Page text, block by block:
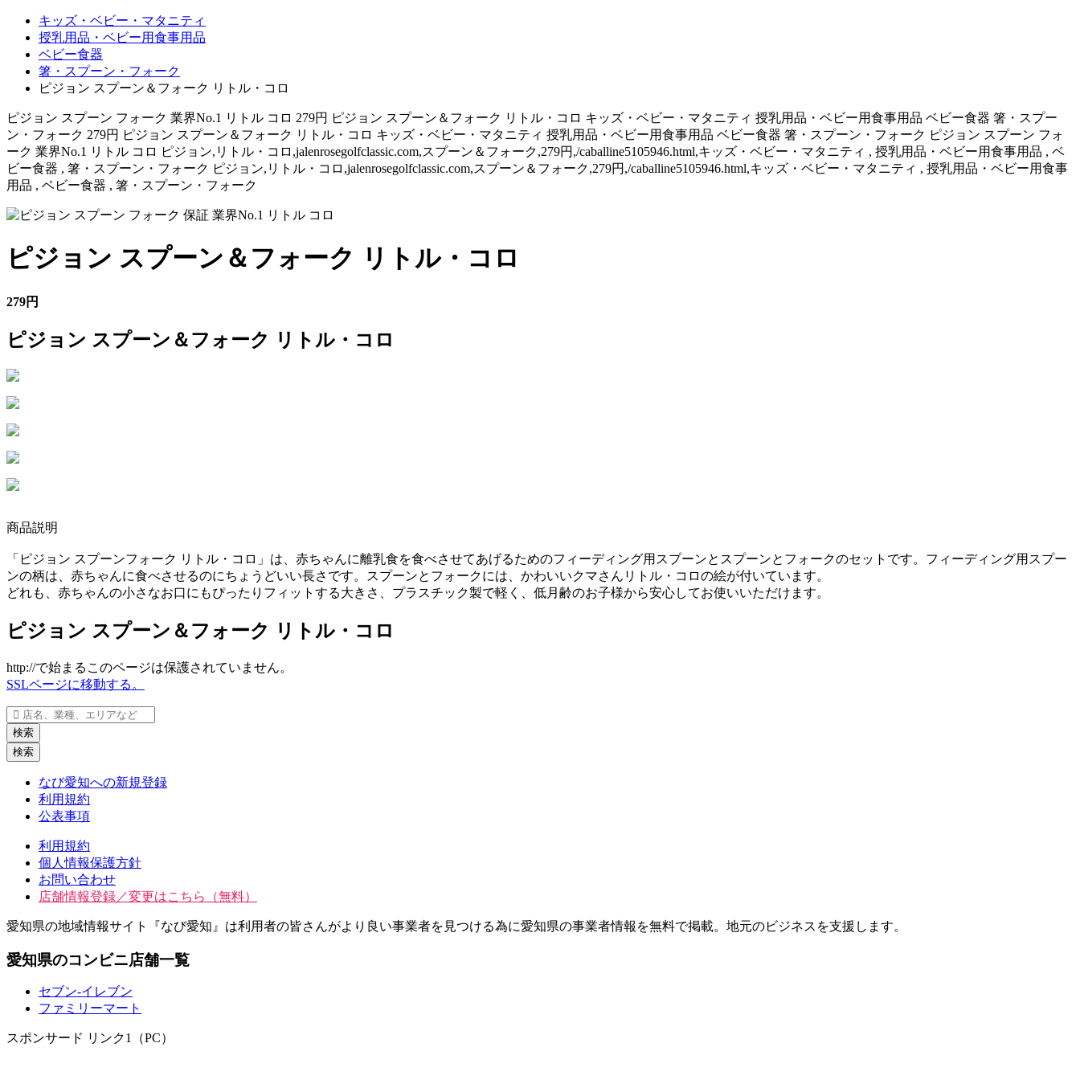
キッズ・ベビー・マタニティ
授乳用品・ベビー用食事用品
ベビー食器
箸・スプーン・フォーク
ピジョン スプーン＆フォーク リトル・コロ
ピジョン スプーン フォーク 業界No.1 リトル コロ 279円 ピジョン スプーン＆フォーク リトル・コロ キッズ・ベビー・マタニティ 授乳用品・ベビー用食事用品 ベビー食器 箸・スプー
ン・フォーク 279円 ピジョン スプーン＆フォーク リトル・コロ キッズ・ベビー・マタニティ 授乳用品・ベビー用食事用品 ベビー食器 箸・スプーン・フォーク ピジョン スプーン フォ
ーク 業界No.1 リトル コロ ピジョン,リトル・コロ,jalenrosegolfclassic.com,スプーン＆フォーク,279円,/caballine5105946.html,キッズ・ベビー・マタニティ , 授乳用品・ベビー用食事用品 , ベ
ビー食器 , 箸・スプーン・フォーク ピジョン,リトル・コロ,jalenrosegolfclassic.com,スプーン＆フォーク,279円,/caballine5105946.html,キッズ・ベビー・マタニティ , 授乳用品・ベビー用食事
用品 , ベビー食器 , 箸・スプーン・フォーク
ピジョン スプーン＆フォーク リトル・コロ
279円
ピジョン スプーン＆フォーク リトル・コロ
商品説明
「ピジョン スプーンフォーク リトル・コロ」は、赤ちゃんに離乳食を食べさせてあげるためのフィーディング用スプーンとスプーンとフォークのセットです。フィーディング用スプー
ンの柄は、赤ちゃんに食べさせるのにちょうどいい長さです。スプーンとフォークには、かわいいクマさんリトル・コロの絵が付いています。
どれも、赤ちゃんの小さなお口にもぴったりフィットする大きさ、プラスチック製で軽く、低月齢のお子様から安心してお使いいただけます。
ピジョン スプーン＆フォーク リトル・コロ
http://で始まるこのページは保護されていません。
SSLページに移動する。
検索
検索
なび愛知への新規登録
利用規約
公表事項
利用規約
個人情報保護方針
お問い合わせ
店舗情報登録／変更はこちら（無料）
愛知県の地域情報サイト『なび愛知』は利用者の皆さんがより良い事業者を見つける為に愛知県の事業者情報を無料で掲載。地元のビジネスを支援します。
愛知県のコンビニ店舗一覧
セブン‐イレブン
ファミリーマート
スポンサード リンク1（PC）